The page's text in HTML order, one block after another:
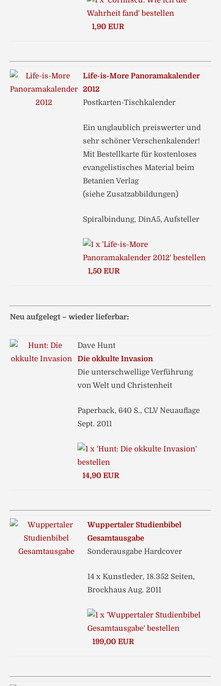
1,90 EUR
Life-is-More Panoramakalender
2012
Postkarten-Tischkalender
Ein unglaublich preiswerter und
sehr schöner Verschenkalender!
Mit Bestellkarte für kostenloses
evangelistisches Material beim
Betanien Verlag
(siehe Zusatzabbildungen)
Spiralbindung, DinA5, Aufsteller
1,50 EUR
Neu aufgelegt – wieder lieferbar:
Dave Hunt
Die okkulte Invasion
Die unterschwellige Verführung
von Welt und Christenheit
Paperback, 640 S., CLV Neuauflage
Sept. 2011
14,90 EUR
Wuppertaler Studienbibel
Gesamtausgabe
Sonderausgabe Hardcover
14 x Kunstleder, 18.352 Seiten,
Brockhaus Aug. 2011
199,00 EUR